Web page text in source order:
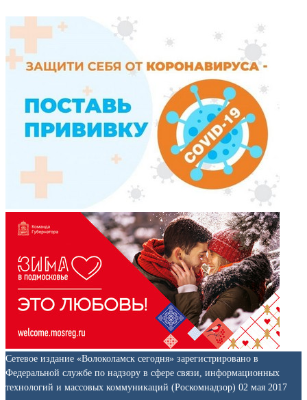
Сетевое издание «Волоколамск сегодня» зарегистрировано в
Федеральной службе по надзору в сфере связи, информационных
технологий и массовых коммуникаций (Роскомнадзор) 02 мая 2017